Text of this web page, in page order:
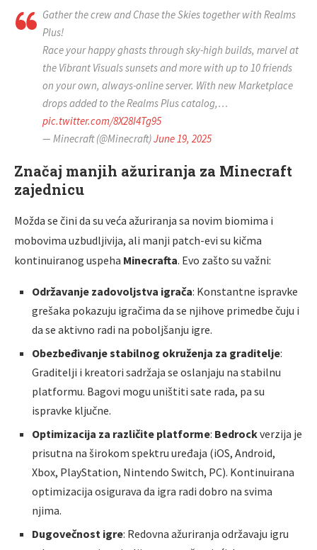
Gather the crew and Chase the Skies together with Realms
Plus!
Race your happy ghasts through sky-high builds, marvel at
the Vibrant Visuals sunsets and more with up to 10 friends
on your own, always-online server. With new Marketplace
drops added to the Realms Plus catalog,…
pic.twitter.com/8X28I4Tg95
— Minecraft (@Minecraft)June 19, 2025
Značaj manjih ažuriranja za Minecraft
zajednicu
Možda se čini da su veća ažuriranja sa novim biomima i
mobovima uzbudljivija, ali manji patch-evi su kičma
kontinuiranog uspeha Minecrafta. Evo zašto su važni:
Održavanje zadovoljstva igrača: Konstantne ispravke
grešaka pokazuju igračima da se njihove primedbe čuju i
da se aktivno radi na poboljšanju igre.
Obezbeđivanje stabilnog okruženja za graditelje:
Graditelji i kreatori sadržaja se oslanjaju na stabilnu
platformu. Bagovi mogu uništiti sate rada, pa su
ispravke ključne.
Optimizacija za različite platforme: Bedrockverzija je
prisutna na širokom spektru uređaja (iOS, Android,
Xbox, PlayStation, Nintendo Switch, PC). Kontinuirana
optimizacija osigurava da igra radi dobro na svima
njima.
Dugovečnost igre: Redovna ažuriranja održavaju igru